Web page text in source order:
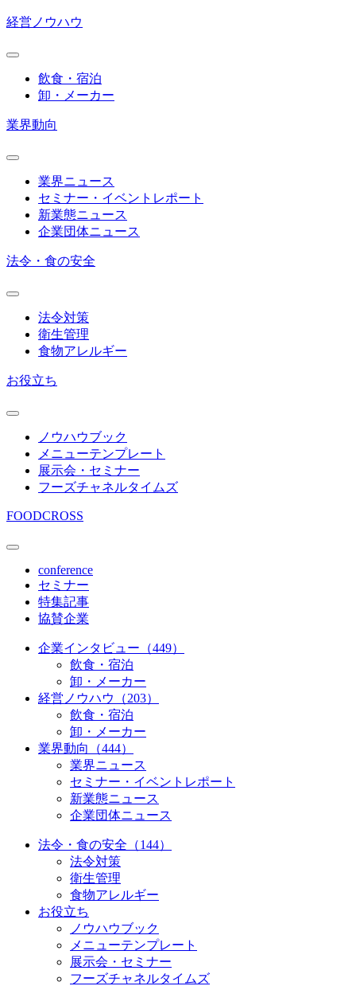
経営ノウハウ
飲食・宿泊
卸・メーカー
業界動向
業界ニュース
セミナー・イベントレポート
新業態ニュース
企業団体ニュース
法令・食の安全
法令対策
衛生管理
食物アレルギー
お役立ち
ノウハウブック
メニューテンプレート
展示会・セミナー
フーズチャネルタイムズ
FOODCROSS
conference
セミナー
特集記事
協賛企業
企業インタビュー（449）
飲食・宿泊
卸・メーカー
経営ノウハウ（203）
飲食・宿泊
卸・メーカー
業界動向（444）
業界ニュース
セミナー・イベントレポート
新業態ニュース
企業団体ニュース
法令・食の安全（144）
法令対策
衛生管理
食物アレルギー
お役立ち
ノウハウブック
メニューテンプレート
展示会・セミナー
フーズチャネルタイムズ